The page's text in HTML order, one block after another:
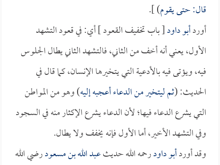
قال: حتى يقوم) ].
أوردأبو داود[ باب تخفيف القعود ] أي: في قعود التشهد
الأول، يعني أنه أخف من الثاني، فالتشهد الثاني يطال الجلوس
فيه، ويؤتى فيه بالأدعية التي يتخيرها الإنسان، كما قال في
الحديث: (ثم ليتخير من الدعاء أعجبه إليه) وهو من المواطن
التي يشرع الدعاء فيها؛ لأن الدعاء يشرع الإكثار منه في السجود
وفي التشهد الأخير، أما الأول فإنه يخفف ولا يطال.
وقد أوردأبو داودرحمه الله حديثعبد الله بن مسعودرضي الله